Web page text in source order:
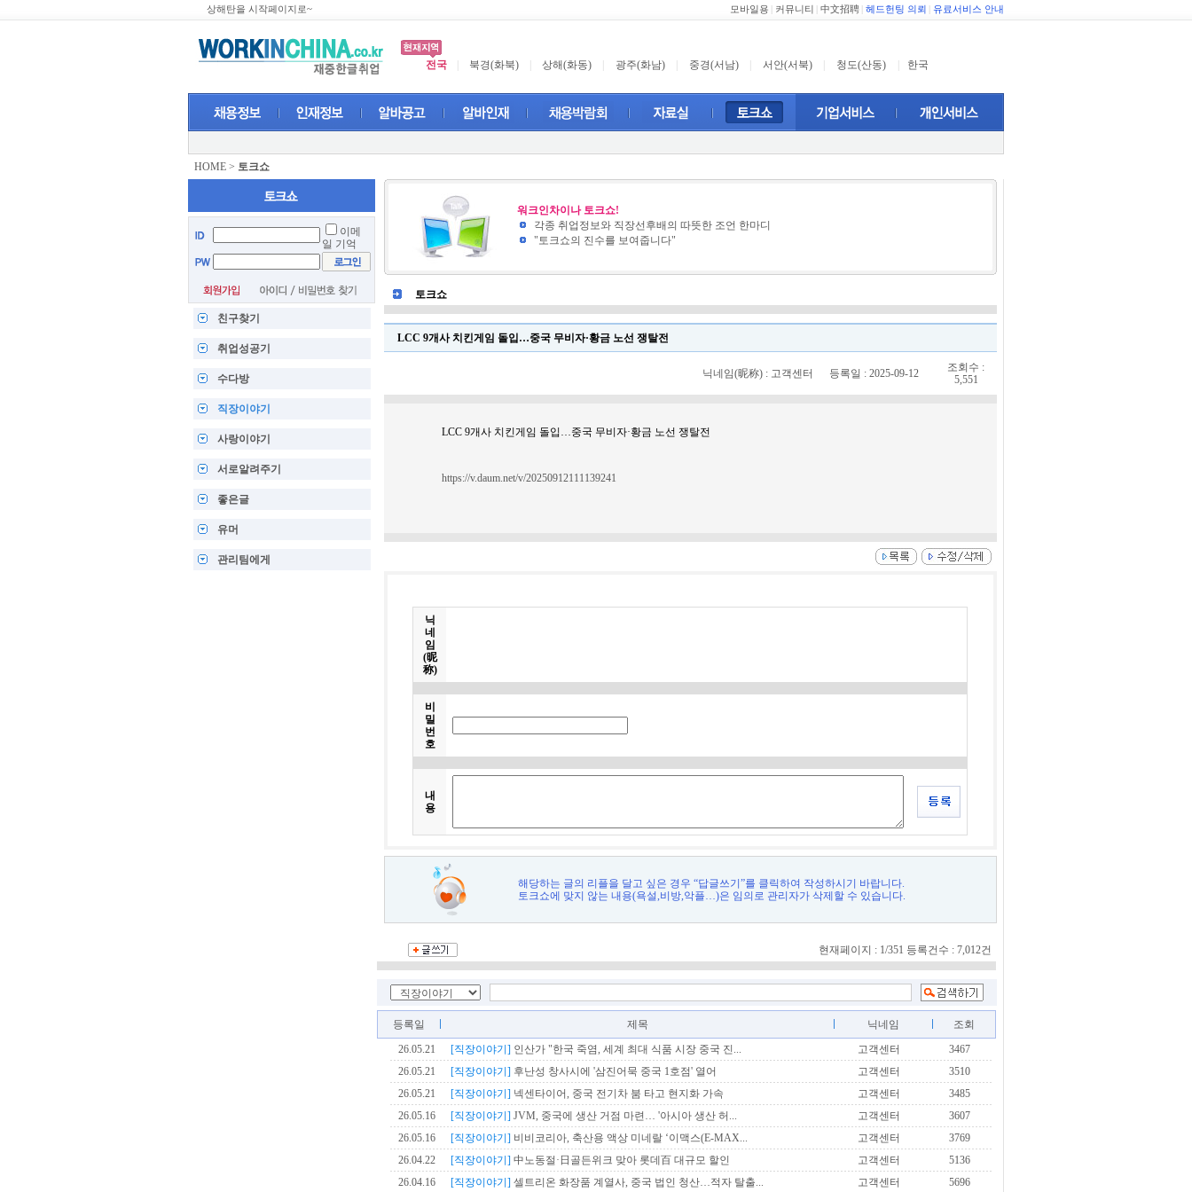
상해탄을 시작페이지로~ 모바일용 커뮤니티 中文招聘 헤드헌팅 의뢰 유료서비스 안내
전국 북경(화북) 상해(화동) 광주(화남) 중경(서남) 서안(서북) 청도(산동) 한국
HOME > 토크쇼
이메
일 기억
친구찾기
취업성공기
수다방
직장이야기
사랑이야기
서로알려주기
좋은글
유머
관리팀에게
워크인차이나 토크쇼!
각종 취업정보와 직장선후배의 따뜻한 조언 한마디
"토크쇼의 진수를 보여줍니다"
토크쇼
LCC 9개사 치킨게임 돌입…중국 무비자·황금 노선 쟁탈전
닉네임(昵称) : 고객센터 등록일 : 2025-09-12
조회수 :
5,551
LCC 9개사 치킨게임 돌입…중국 무비자·황금 노선 쟁탈전
https://v.daum.net/v/20250912111139241
닉
네
임
(昵
称)
비
밀
번
호
내
용
해당하는 글의 리플을 달고 싶은 경우 “답글쓰기”를 클릭하여 작성하시기 바랍니다.
토크쇼에 맞지 않는 내용(욕설,비방,악플…)은 임의로 관리자가 삭제할 수 있습니다.
현재페이지 : 1/351 등록건수 : 7,012건
등록일 제목 닉네임
조회
26.05.21
[직장이야기] 인산가 "한국 죽염, 세계 최대 식품 시장 중국 진... 고객센터
3467
26.05.21
[직장이야기] 후난성 창사시에 '삼진어묵 중국 1호점' 열어 고객센터
3510
26.05.21
[직장이야기] 넥센타이어, 중국 전기차 붐 타고 현지화 가속 고객센터
3485
26.05.16
[직장이야기] JVM, 중국에 생산 거점 마련… '아시아 생산 허... 고객센터
3607
26.05.16
[직장이야기] 비비코리아, 축산용 액상 미네랄 ‘이맥스(E-MAX... 고객센터
3769
26.04.22
[직장이야기] 中노동절·日골든위크 맞아 롯데百 대규모 할인 고객센터
5136
26.04.16
[직장이야기] 셀트리온 화장품 계열사, 중국 법인 청산…적자 탈출... 고객센터 5696